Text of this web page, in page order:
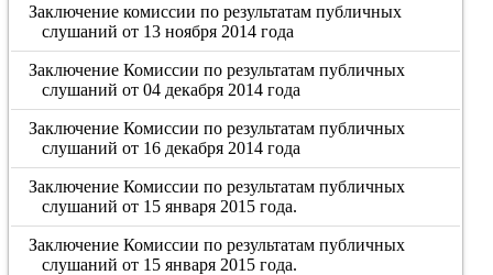
Заключение комиссии по результатам публичных
слушаний от 13 ноября 2014 года
Заключение Комиссии по результатам публичных
слушаний от 04 декабря 2014 года
Заключение Комиссии по результатам публичных
слушаний от 16 декабря 2014 года
Заключение Комиссии по результатам публичных
слушаний от 15 января 2015 года.
Заключение Комиссии по результатам публичных
слушаний от 15 января 2015 года.